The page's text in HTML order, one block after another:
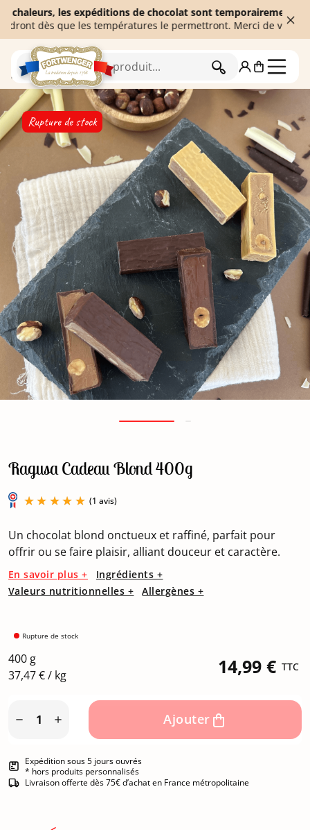
les expéditions de chocolat sont temporairement
dès que les températures le permettront. Merci de votre
RECHERCHER
Accueil Chocolaterie
Rupture de stock
Ragusa Cadeau Blond 400g
(1 avis)
Un chocolat blond onctueux et raffiné, parfait pour
offrir ou se faire plaisir, alliant douceur et caractère.
En savoir plus +
Ingrédients +
Valeurs nutritionnelles +
Allergènes +
Rupture de stock
400 g
37,47 € / kg
14,99 € TTC
  Ajouter
Expédition sous 5 jours ouvrés
* hors produits personnalisés
Livraison offerte dès 75€ d’achat en France métropolitaine